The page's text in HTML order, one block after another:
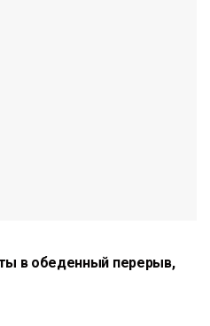
в обеденный перерыв,